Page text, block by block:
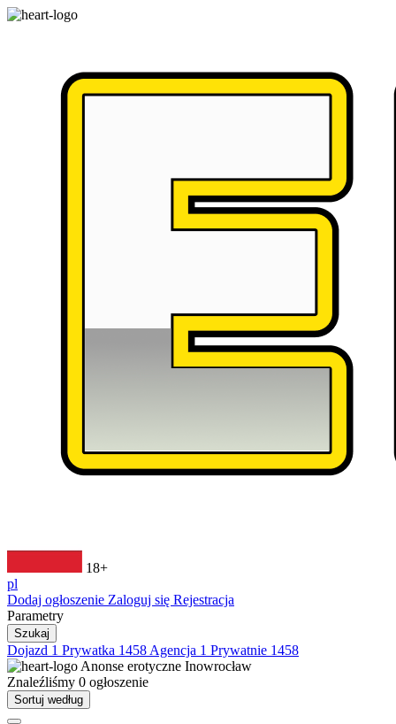
18+
pl
Dodaj ogłoszenie Zaloguj się Rejestracja
Parametry
Szukaj
Dojazd 1 Prywatka 1458 Agencja 1 Prywatnie 1458
Anonse erotyczne Inowrocław
Znaleźliśmy 0 ogłoszenie
Sortuj według